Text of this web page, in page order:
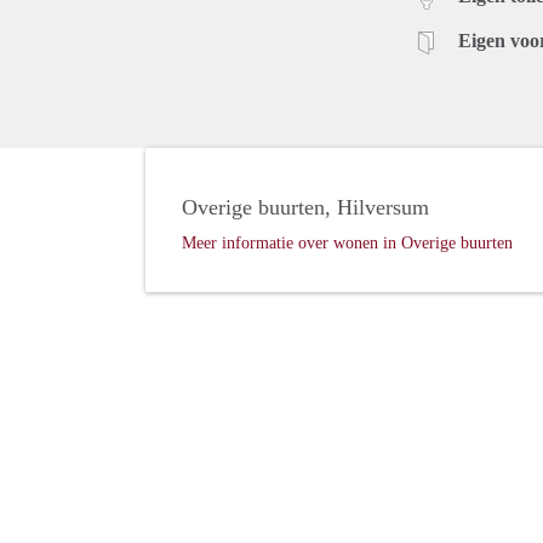
Eigen
Overige buurten, Hilversum
Meer informatie over wonen in Overige buurten